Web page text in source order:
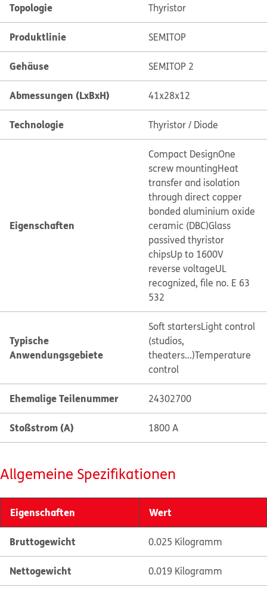
Topologie Thyristor
Produktlinie SEMITOP
Gehäuse SEMITOP 2
Abmessungen (LxBxH) 41x28x12
Technologie Thyristor / Diode
Eigenschaften
Compact DesignOne
screw mountingHeat
transfer and isolation
through direct copper
bonded aluminium oxide
ceramic (DBC)Glass
passived thyristor
chipsUp to 1600V
reverse voltageUL
recognized, file no. E 63
532
Typische
Anwendungsgebiete
Soft startersLight control
(studios,
theaters...)Temperature
control
Ehemalige Teilenummer 24302700
Stoßstrom (A) 1800 A
Allgemeine Spezifikationen
Eigenschaften Wert
Bruttogewicht 0.025 Kilogramm
Nettogewicht 0.019 Kilogramm